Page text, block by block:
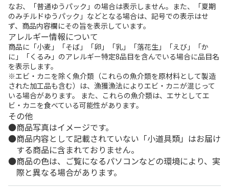
なお、「普通ゆうパック」の場合は表示しません。また、「夏期
のみチルドゆうパック」などとなる場合は、記号での表示はせ
ず、商品内容欄にその旨を表示しています。
アレルギー情報について
商品に「小麦」「そば」「卵」「乳」「落花生」「えび」「か
に」「くるみ」のアレルギー特定8品目を含んでいる場合に品目名
を表示します。
※エビ・カニを除く魚介類（これらの魚介類を原材料として製造
された加工品も含む）は、漁獲漁法によりエビ・カニが混じって
いる場合があります。 また、これらの魚介類は、エサとしてエ
ビ・カニを食べている可能性があります。
その他
商品写真はイメージです。
商品内容として記載されていない「小道具類」はお届け
する商品に含まれておりません。
商品の色は、ご覧になるパソコンなどの環境により、実
際と異なる場合があります。